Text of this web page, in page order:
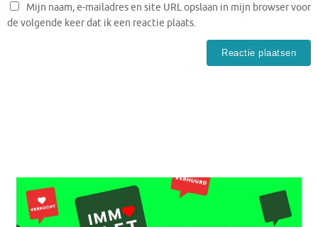
Mijn naam, e-mailadres en site URL opslaan in mijn browser voor
de volgende keer dat ik een reactie plaats.